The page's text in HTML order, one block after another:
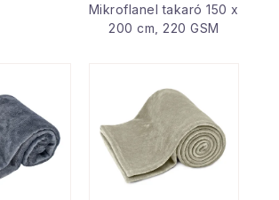
Mikroflanel takaró 150 x
200 cm, 220 GSM